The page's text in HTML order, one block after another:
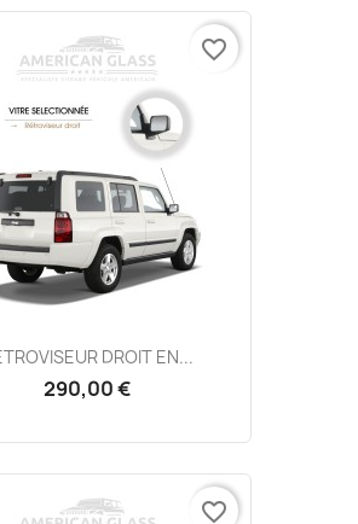
DROIT EN...
290,00 €
favorite_border
favorite_border